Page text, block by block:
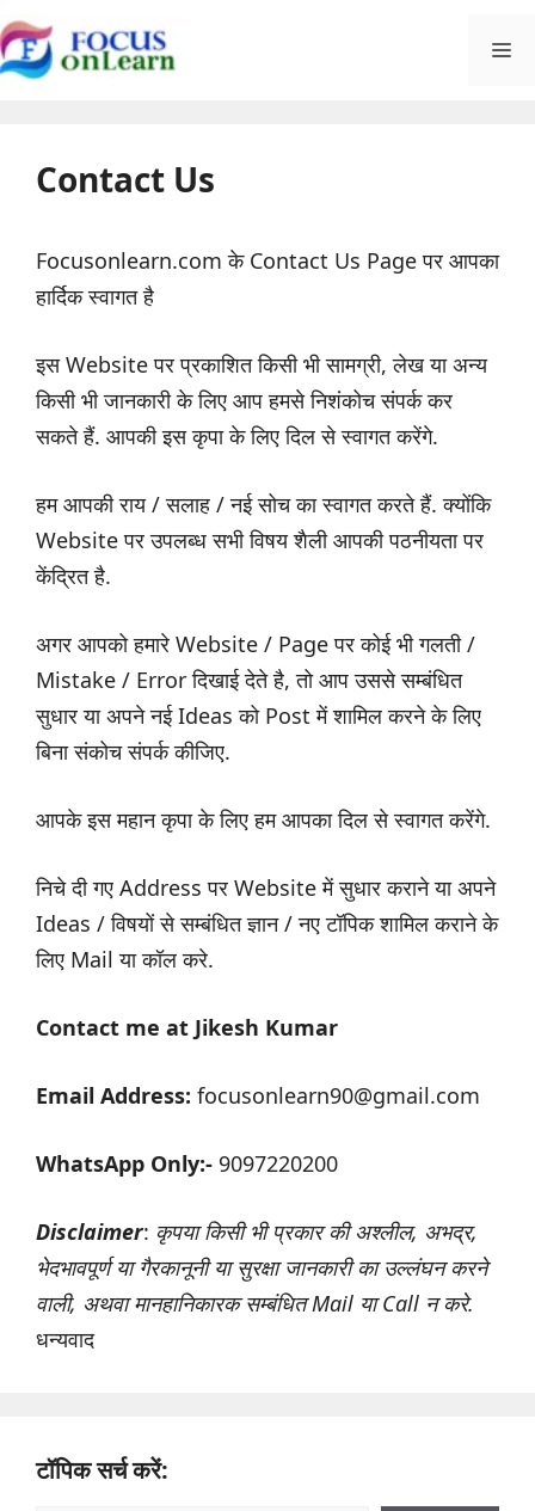
Skip
to
content
Contact Us
Focusonlearn.com के Contact Us Page पर आपका
हार्दिक स्वागत है
इस Website पर प्रकाशित किसी भी सामग्री, लेख या अन्य
किसी भी जानकारी के लिए आप हमसे निशंकोच संपर्क कर
सकते हैं. आपकी इस कृपा के लिए दिल से स्वागत करेंगे.
हम आपकी राय / सलाह / नई सोच का स्वागत करते हैं. क्योंकि
Website पर उपलब्ध सभी विषय शैली आपकी पठनीयता पर
केंद्रित है.
अगर आपको हमारे Website / Page पर कोई भी गलती /
Mistake / Error दिखाई देते है, तो आप उससे सम्बंधित
सुधार या अपने नई Ideas को Post में शामिल करने के लिए
बिना संकोच संपर्क कीजिए.
आपके इस महान कृपा के लिए हम आपका दिल से स्वागत करेंगे.
निचे दी गए Address पर Website में सुधार कराने या अपने
Ideas / विषयों से सम्बंधित ज्ञान / नए टॉपिक शामिल कराने के
लिए Mail या कॉल करे.
Contact me at Jikesh Kumar
Email Address: focusonlearn90@gmail.com
WhatsApp Only:- 9097220200
Disclaimer: कृपया किसी भी प्रकार की अश्लील, अभद्र,
भेदभावपूर्ण या गैरकानूनी या सुरक्षा जानकारी का उल्लंघन करने
वाली, अथवा मानहानिकारक सम्बंधित Mail या Call न करे.
धन्यवाद
टॉपिक सर्च करें: